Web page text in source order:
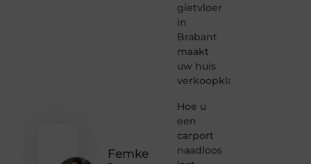
Femke
gietvloer
in
Brabant
maakt
uw huis
verkoopklaar
Hoe u
een
carport
naadloos